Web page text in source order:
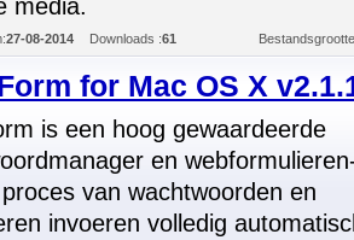
media.
27-08-2014 Downloads :61
for Mac OS X
is een hoog gewaardeerde
en
van wachtwoorden en
invoeren volledig